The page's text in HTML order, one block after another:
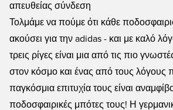
όλους τους τύπους παικτών! Ο Predator για τον
γραμμής, ο Nemeziz για τη δημιουργική ιδιοφυΐα,
σταρ στη δημιουργία και το Copa και Mundial για
απευθείας σύνδεση
Τολμάμε να πούμε ότι κάθε
ακούσει για την adidas - και με καλό
τρεις ρίγες είναι μια από τις πιο
στον κόσμο και ένας από τους λόγους
παγκόσμια επιτυχία τους είναι
ποδοσφαιρικές μπότες τους! Η